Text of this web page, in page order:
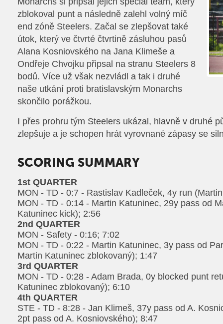
zblokoval punt a následně zalehl volný míč
end zóně Steelers. Začal se zlepšovat také
útok, který ve čtvrté čtvrtině zásluhou pasů
Alana Kosniovského na Jana Klimeše a
Ondřeje Chvojku připsal na stranu Steelers 8
bodů. Více už však nezvládl a tak i druhé
naše utkání proti bratislavským Monarchs
skončilo porážkou.
I přes prohru tým Steelers ukázal, hlavně v druhé
zlepšuje a je schopen hrát vyrovnané zápasy se
SCORING SUMMARY
1st QUARTER
MON - TD - 0:7 - Rastislav Kadleček, 4y run
MON - TD - 0:14 - Martin Katuninec, 29y pass od
Katuninec kick); 2:56
2nd QUARTER
MON - Safety - 0:16; 7:02
MON - TD - 0:22 - Martin Katuninec, 3y pass od
Martin Katuninec zblokovaný); 1:47
3rd QUARTER
MON - TD - 0:28 - Adam Brada, 0y blocked punt
Katuninec zblokovaný); 6:10
4th QUARTER
STE - TD - 8:28 - Jan Klimeš, 37y pass od A.
2pt pass od A. Kosniovského); 8:47